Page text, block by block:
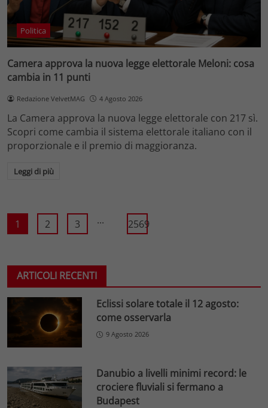
Politica
Camera approva la nuova legge elettorale Meloni: cosa
cambia in 11 punti
Redazione VelvetMAG 4 Agosto 2026
La Camera approva la nuova legge elettorale con 217 sì.
Scopri come cambia il sistema elettorale italiano con il
proporzionale e il premio di maggioranza.
Leggi di più
1 2 3 ... 2569
ARTICOLI RECENTI
Eclissi solare totale il 12 agosto:
come osservarla
9 Agosto 2026
Danubio a livelli minimi record: le
crociere fluviali si fermano a
Budapest